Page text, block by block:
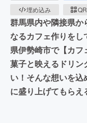
埋め込み
群馬県内や隣接県か
なるカフェ作りを
県伊勢崎市で【カフ
菓子と映えるドリン
い！そんな想いを
に盛り上げてもらえ